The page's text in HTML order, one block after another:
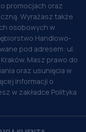
promocjach oraz
Wyrażasz także
osobowych w
Handlowo-
pod adresem: ul.
Masz prawo do
oraz usunięcia w
informacji o
w zakładce Polityka